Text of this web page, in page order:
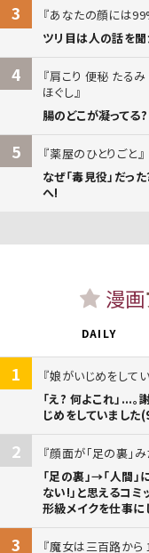
3
あなたの顔には
ツリ目は人の話を
4
肩こり 便秘 たるみ
ほぐし
腸のどこが凝ってる
5
薬屋のひとりごと
なぜ「毒見役」だっ
へ!
漫画
DAILY
1
娘がいじめをして
「え? 何よこれ」...
じめをしていました
2
顔面が「足の裏」
「足の裏」→「人間
ない!」と思えるコ
形級メイクを仕事に
3
魔女は三百路から